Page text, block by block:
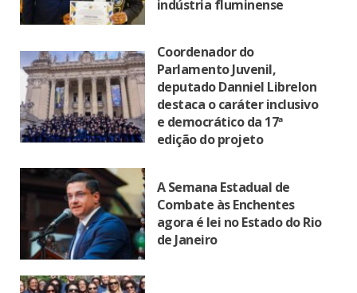
indústria fluminense
Coordenador do
Parlamento Juvenil,
deputado Danniel Librelon
destaca o caráter inclusivo
e democrático da 17ª
edição do projeto
A Semana Estadual de
Combate às Enchentes
agora é lei no Estado do Rio
de Janeiro